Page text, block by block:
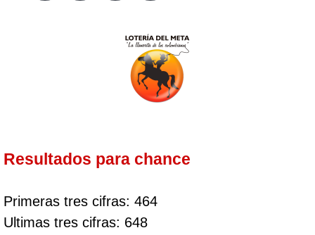
Resultados para chance
Primeras tres cifras: 464
Ultimas tres cifras: 648